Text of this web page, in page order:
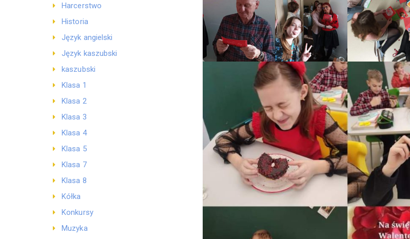
Harcerstwo
Historia
Język angielski
Język kaszubski
kaszubski
Klasa 1
Klasa 2
Klasa 3
Klasa 4
Klasa 5
Klasa 7
Klasa 8
Kółka
Konkursy
Muzyka